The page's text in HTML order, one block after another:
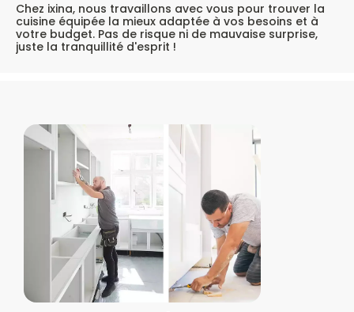
Chez ixina, nous travaillons avec vous pour trouver la
cuisine équipée la mieux adaptée à vos besoins et à
votre budget. Pas de risque ni de mauvaise surprise,
juste la tranquillité d'esprit !